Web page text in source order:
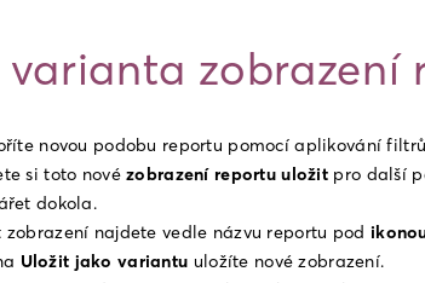
varianta zobrazení
novou podobu reportu pomocí aplikování
si toto nové zobrazení reportu uložit pro další
dokola.
najdete vedle názvu reportu pod
Uložit jako variantu uložíte nové zobrazení.